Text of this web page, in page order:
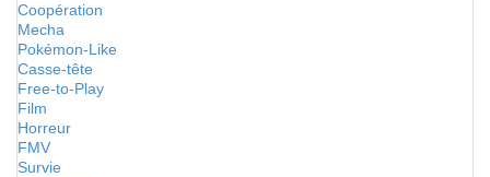
Coopération
Mecha
Pokémon-Like
Casse-tête
Free-to-Play
Film
Horreur
FMV
Survie